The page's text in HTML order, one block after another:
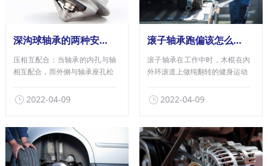
深沟球轴承的两种安装方法
压相互配合：当轴承的内孔与轴
相互配合，而外侧与轴承座孔松
2022-04-09
滚子轴承跑偏该怎么办？轴承生产厂家教你这几个常用招式
滚子轴承在工作中时，木棍在內
外环滚道上做纯翻转的健身运动
2022-04-09